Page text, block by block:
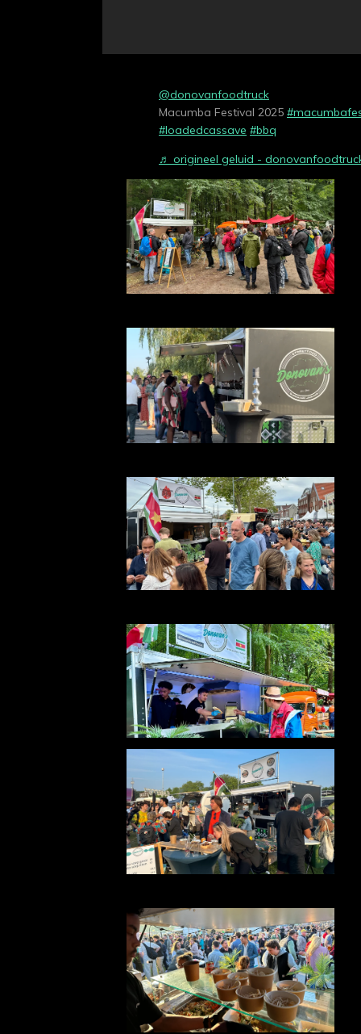
@donovanfoodtruck
Macumba Festival 2025
#loadedcassave #bbq
♬ origineel geluid -